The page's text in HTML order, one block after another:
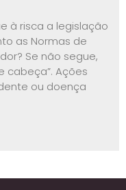
à risca a legislação
as Normas de
Se não segue,
cabeça”. Ações
ou doença